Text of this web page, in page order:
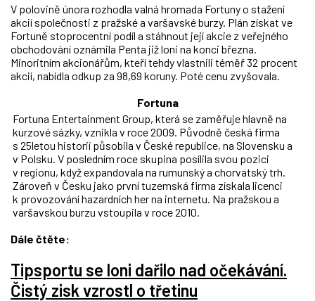
V polovině února rozhodla valná hromada Fortuny o stažení
akcií společnosti z pražské a varšavské burzy. Plán získat ve
Fortuně stoprocentní podíl a stáhnout její akcie z veřejného
obchodování oznámila Penta již loni na konci března.
Minoritním akcionářům, kteří tehdy vlastnili téměř 32 procent
akcií, nabídla odkup za 98,69 koruny. Poté cenu zvyšovala.
Fortuna
Fortuna Entertainment Group, která se zaměřuje hlavně na
kurzové sázky, vznikla v roce 2009. Původně česká firma
s 25letou historií působila v České republice, na Slovensku a
v Polsku. V posledním roce skupina posílila svou pozici
v regionu, když expandovala na rumunský a chorvatský trh.
Zároveň v Česku jako první tuzemská firma získala licenci
k provozování hazardních her na internetu. Na pražskou a
varšavskou burzu vstoupila v roce 2010.
Dále čtěte:
Tipsportu se loni dařilo nad očekávání.
Čistý zisk vzrostl o třetinu